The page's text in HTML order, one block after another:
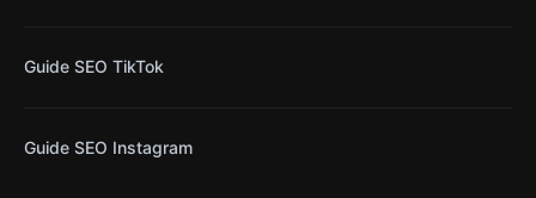
Guide SEO TikTok
Guide SEO Instagram